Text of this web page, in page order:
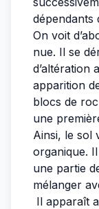
dépendants
On voit
nue. Il se
d’altération
apparition
blocs de
une
Ainsi, le sol
organique.
une partie
mélanger
Il apparaît